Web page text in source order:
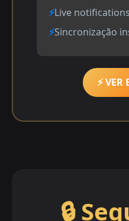
Live notifications
Sincronização
⚡ VER
🔒